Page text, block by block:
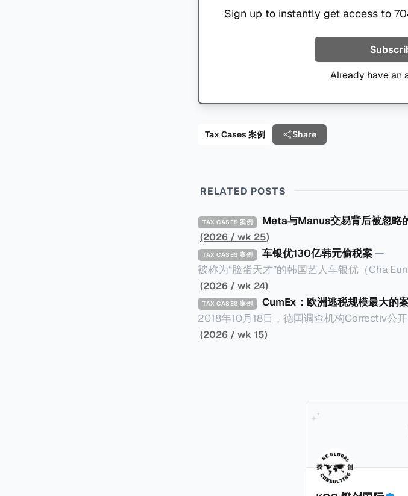
Sign up to instantly get access to
Already have an
Tax Cases 案例 Share
RELATED POSTS
TAX CASES 案例 Meta与Manus交易背后被忽略
(2026 / wk 25)
TAX CASES 案例 车银优130亿韩元偷税案—
被称为“脸蛋天才”的韩国艺人车银优（Cha
著称。但是，在2026年1月，韩国国税厅的
币）通知，将其推向了涉嫌逃避缴纳所得税的舆论风口浪尖。 经过事
开表示“扛全责”，并补缴约130亿韩元（折合
上最高追缴税款的记录。虽然他已经公开承认
理人公司Fantagio工作人员挖掘，经理人公
(2026 / wk 24)
TAX CASES 案例 CumEx：欧洲逃税规模最大的
2018年10月18日，德国调查机构Correctiv公
涉税金额超过1500亿欧元（折合人民币1.2万
间，就属于“带股息”。比如，中国银行在
2025年12月10日为最后的股权登记日（也就
有就无法享受相关股息），那么2025年12月
该银行在2025年12月11日（也就是上述2025
(2026 / wk 15)